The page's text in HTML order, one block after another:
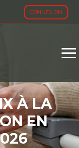
CONNEXION
À LA
EN